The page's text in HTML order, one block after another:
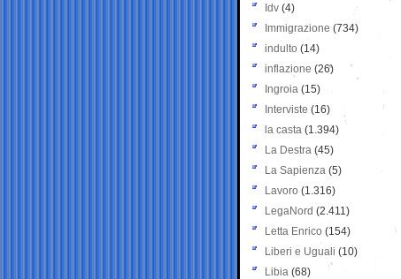
Idv (4)
Immigrazione (734)
indulto (14)
inflazione (26)
Ingroia (15)
Interviste (16)
la casta (1.394)
La Destra (45)
La Sapienza (5)
Lavoro (1.316)
LegaNord (2.411)
Letta Enrico (154)
Liberi e Uguali (10)
Libia (68)